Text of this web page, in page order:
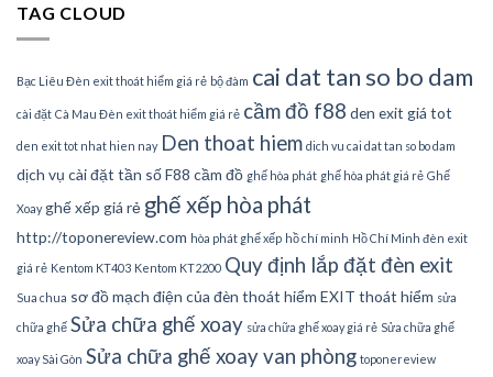
TAG CLOUD
Bạc Liêu Đèn exit thoát hiểm giá rẻ bộ đàm cai dat tan so bo dam
cài đặt Cà Mau Đèn exit thoát hiểm giá rẻ cầm đồ f88 den exit giá tot
den exit tot nhat hien nay Den thoat hiem dich vu cai dat tan so bo dam
dịch vụ cài đặt tần sốF88 cầm đồ ghế hòa phát ghế hòa phát giá rẻ Ghế
Xoay ghế xếp giá rẻ ghế xếp hòa phát
http://toponereview.com hòa phát ghế xếp hồ chí minh Hồ Chí Minh đèn exit
giá rẻ Kentom KT403 Kentom KT2200 Quy định lắp đặt đèn exit
Sua chua sơ đồ mạch điện của đèn thoát hiểm EXIT thoát hiểm sửa
chữa ghế Sửa chữa ghế xoay sửa chữa ghế xoay giá rẻ Sửa chữa ghế
xoay Sài Gòn Sửa chữa ghế xoay van phòng toponereview